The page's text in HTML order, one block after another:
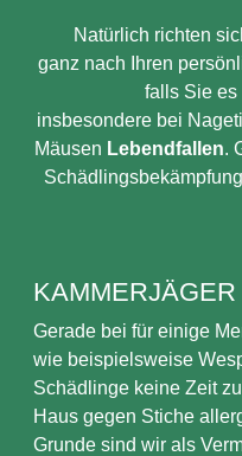
Natürlich richten
ganz nach Ihren
falls Sie es
insbesondere bei
Mäusen Lebendfallen.
Gerade bei für einige
wie beispielsweise
Schädlinge keine Zeit
Haus gegen Stiche
Grunde sind wir als